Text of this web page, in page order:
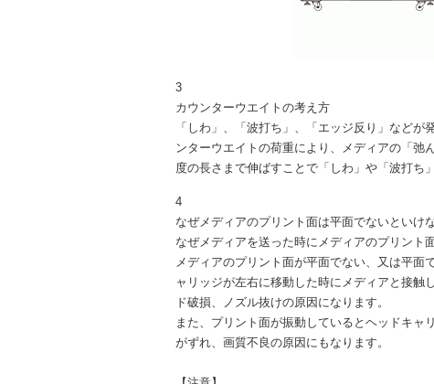
3
カウンターウエイトの考え方
「しわ」、「波打ち」、「エッジ反り」など
ンターウエイトの荷重により、メディアの「弛
度の長さまで伸ばすことで「しわ」や「波打ち
4
なぜメディアのプリント面は平面でないといけ
なぜメディアを送った時にメディアのプリント
メディアのプリント面が平面でない、又は平面
ャリッジが左右に移動した時にメディアと接触
ド破損、ノズル抜けの原因になります。
また、プリント面が振動しているとヘッドキ
がずれ、画質不良の原因にもなります。